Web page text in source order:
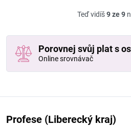
Teď vidíš9 ze 9
Porovnej svůj plat s
Online srovnávač
Profese (Liberecký kraj)